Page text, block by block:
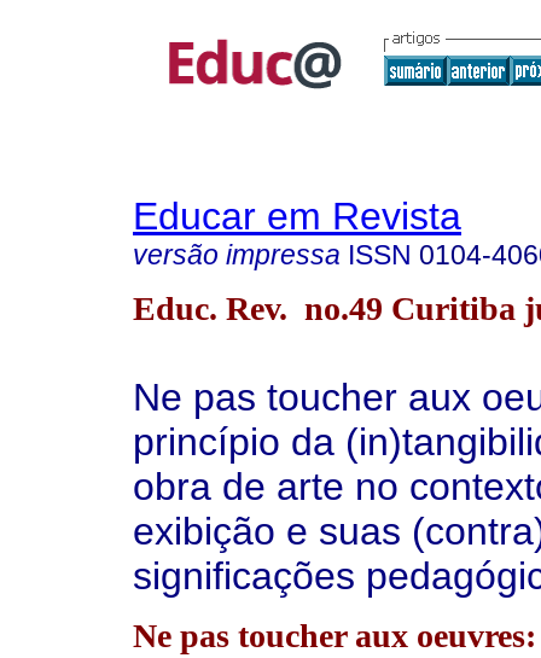
Educar em Revista
versão impressa ISSN 0104-
Educ. Rev. no.49 Curitiba
Ne pas toucher aux
princípio da
obra de arte no
exibição e suas
significações
Ne pas toucher aux